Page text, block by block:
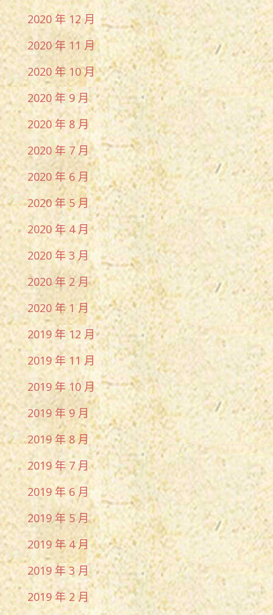
2020 年 12 月
2020 年 11 月
2020 年 10 月
2020 年 9 月
2020 年 8 月
2020 年 7 月
2020 年 6 月
2020 年 5 月
2020 年 4 月
2020 年 3 月
2020 年 2 月
2020 年 1 月
2019 年 12 月
2019 年 11 月
2019 年 10 月
2019 年 9 月
2019 年 8 月
2019 年 7 月
2019 年 6 月
2019 年 5 月
2019 年 4 月
2019 年 3 月
2019 年 2 月